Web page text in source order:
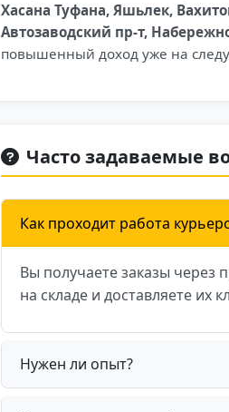
Хасана Туфана, Яшьлек,
Автозаводский пр-т,
повышенный доход уже на
Часто задаваемые
Как проходит работа
Вы получаете заказы через
на складе и доставляете их
Нужен ли опыт?